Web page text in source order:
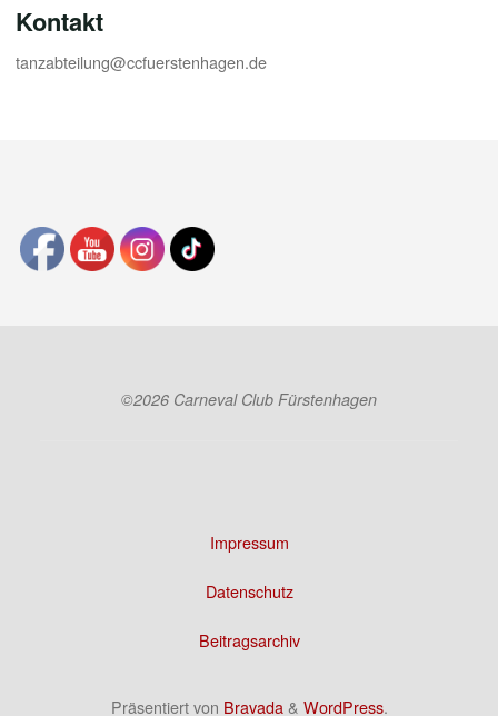
Kontakt
tanzabteilung@ccfuerstenhagen.de
©2026 Carneval Club Fürstenhagen
Impressum
Datenschutz
Beitragsarchiv
Präsentiert von Bravada& WordPress.